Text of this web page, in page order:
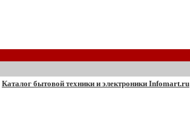
Каталог бытовой техники и электроники Infomart.ru